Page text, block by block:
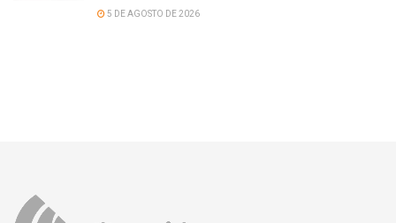
5 DE AGOSTO DE 2026